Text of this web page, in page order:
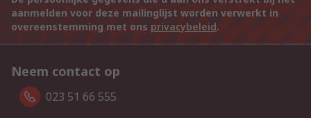
aanmelden voor deze mailinglijst worden verwerkt in
overeenstemming met ons privacybeleid.
Neem contact op
023 51 66 555